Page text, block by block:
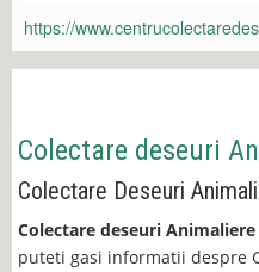
https://
Colectare deseuri
Colectare Deseuri
Colectare deseuri
puteti gasi informatii despre